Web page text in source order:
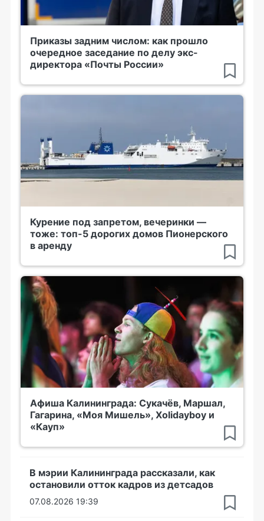
Приказы задним числом: как прошло
очередное заседание по делу экс-
директора «Почты России»
Курение под запретом, вечеринки —
тоже: топ-5 дорогих домов Пионерского
в аренду
Афиша Калининграда: Сукачёв, Маршал,
Гагарина, «Моя Мишель», Xolidayboy и
«Кауп»
В мэрии Калининграда рассказали, как
остановили отток кадров из детсадов
07.08.2026 19:39